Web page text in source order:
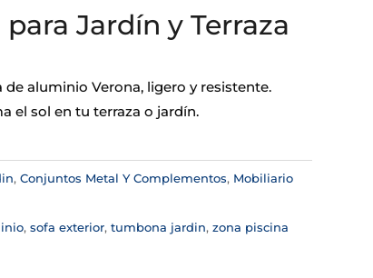
Jardín y Terraza
aluminio Verona, ligero y resistente.
el sol en tu terraza o jardín.
, Conjuntos Metal Y Complementos, Mobiliario
, sofa exterior, tumbona jardin, zona piscina